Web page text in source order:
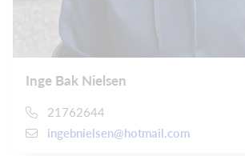
Inge Bak Nielsen
21762644
ingebnielsen@hotmail.com